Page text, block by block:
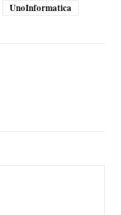
UnoInformatica